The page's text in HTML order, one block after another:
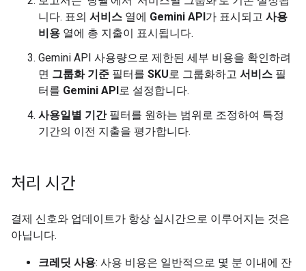
니다. 표의 서비스 열에 Gemini API가 표시되고 사용
비용 열에 총 지출이 표시됩니다.
Gemini API 사용량으로 제한된 세부 비용을 확인하려
면 그룹화 기준 필터를 SKU 로 그룹화하고 서비스 필
터를 Gemini API로 설정합니다.
사용일별 기간필터를 원하는 범위로 조정하여 특정
기간의 이전 지출을 평가합니다.
처리 시간
결제 신호와 업데이트가 항상 실시간으로 이루어지는 것은
아닙니다.
크레딧 사용: 사용 비용은 일반적으로 몇 분 이내에 잔